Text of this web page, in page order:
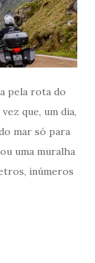
pela rota do
que, um dia,
mar só para
uma muralha
inúmeros